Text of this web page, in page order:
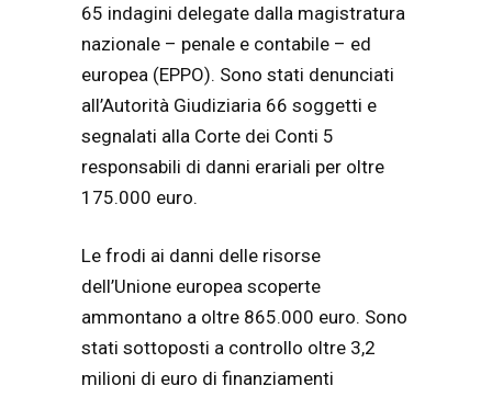
65 indagini delegate dalla magistratura
nazionale – penale e contabile – ed
europea (EPPO). Sono stati denunciati
all’Autorità Giudiziaria 66 soggetti e
segnalati alla Corte dei Conti 5
responsabili di danni erariali per oltre
175.000 euro.
Le frodi ai danni delle risorse
dell’Unione europea scoperte
ammontano a oltre 865.000 euro. Sono
stati sottoposti a controllo oltre 3,2
milioni di euro di finanziamenti